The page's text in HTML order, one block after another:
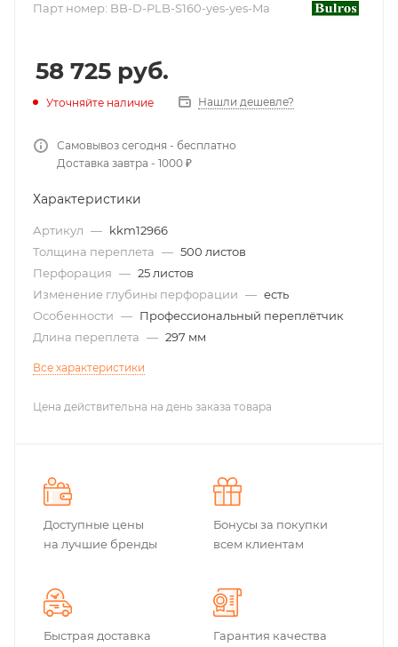
Парт номер: BB-D-PLB-S160-yes-yes-Ma
58 725 руб.
Уточняйте наличие Нашли дешевле?
Самовывоз сегодня - бесплатно
Доставка завтра - 1000 ₽
Характеристики
Артикул — kkm12966
Толщина переплета — 500 листов
Перфорация — 25 листов
Изменение глубины перфорации — есть
Особенности — Профессиональный переплётчик
Длина переплета — 297 мм
Все характеристики
Цена действительна на день заказа товара
Доступные цены
на лучшие бренды
Бонусы за покупки
всем клиентам
Быстрая доставка
Гарантия качества